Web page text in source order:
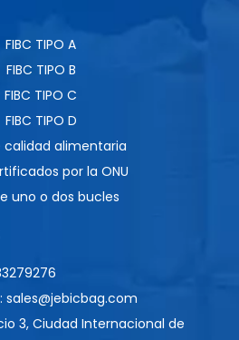
FIBC TIPO A
FIBC TIPO B
FIBC TIPO C
FIBC TIPO D
calidad alimentaria
por la ONU
uno o dos bucles
sales@jebicbag.com
3, Ciudad Internacional de